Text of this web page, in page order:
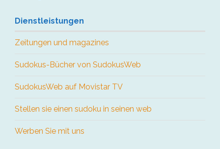
Dienstleistungen
Zeitungen und magazines
Sudokus-Bücher von SudokusWeb
SudokusWeb auf Movistar TV
Stellen sie einen sudoku in seinen web
Werben Sie mit uns